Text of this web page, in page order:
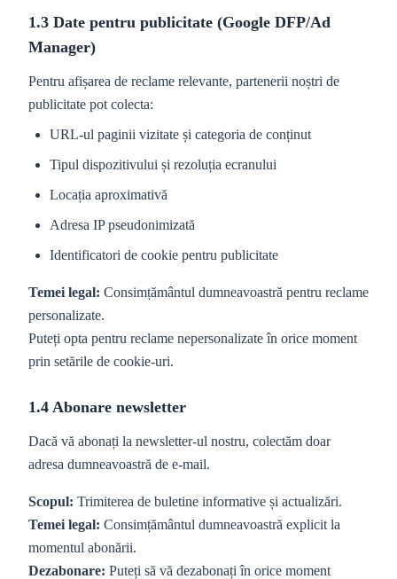
1.3 Date pentru publicitate (Google DFP/Ad
Manager)
Pentru afișarea de reclame relevante, partenerii noștri de
publicitate pot colecta:
URL-ul paginii vizitate și categoria de conținut
Tipul dispozitivului și rezoluția ecranului
Locația aproximativă
Adresa IP pseudonimizată
Identificatori de cookie pentru publicitate
Temei legal: Consimțământul dumneavoastră pentru reclame
personalizate.
Puteți opta pentru reclame nepersonalizate în orice moment
prin setările de cookie-uri.
1.4 Abonare newsletter
Dacă vă abonați la newsletter-ul nostru, colectăm doar
adresa dumneavoastră de e-mail.
Scopul: Trimiterea de buletine informative și actualizări.
Temei legal: Consimțământul dumneavoastră explicit la
momentul abonării.
Dezabonare: Puteți să vă dezabonați în orice moment